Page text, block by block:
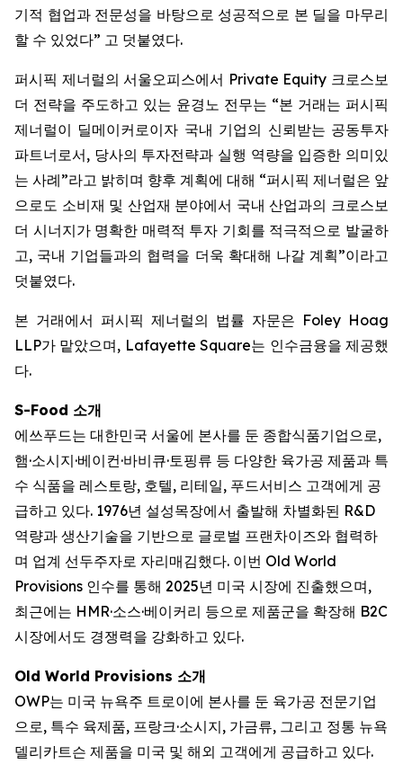
기적 협업과 전문성을 바탕으로 성공적으로 본 딜을 마무리
할 수 있었다” 고 덧붙였다.
퍼시픽 제너럴의 서울오피스에서 Private Equity 크로스보
더 전략을 주도하고 있는 윤경노 전무는 “본 거래는 퍼시픽
제너럴이 딜메이커로이자 국내 기업의 신뢰받는 공동투자
파트너로서, 당사의 투자전략과 실행 역량을 입증한 의미있
는 사례”라고 밝히며 향후 계획에 대해 “퍼시픽 제너럴은 앞
으로도 소비재 및 산업재 분야에서 국내 산업과의 크로스보
더 시너지가 명확한 매력적 투자 기회를 적극적으로 발굴하
고, 국내 기업들과의 협력을 더욱 확대해 나갈 계획”이라고
덧붙였다.
본 거래에서 퍼시픽 제너럴의 법률 자문은 Foley Hoag
LLP가 맡았으며, Lafayette Square는 인수금융을 제공했
다.
S-Food 소개
에쓰푸드는 대한민국 서울에 본사를 둔 종합식품기업으로,
햄·소시지·베이컨·바비큐·토핑류 등 다양한 육가공 제품과 특
수 식품을 레스토랑, 호텔, 리테일, 푸드서비스 고객에게 공
급하고 있다. 1976년 설성목장에서 출발해 차별화된 R&D
역량과 생산기술을 기반으로 글로벌 프랜차이즈와 협력하
며 업계 선두주자로 자리매김했다. 이번 Old World
Provisions 인수를 통해 2025년 미국 시장에 진출했으며,
최근에는 HMR·소스·베이커리 등으로 제품군을 확장해 B2C
시장에서도 경쟁력을 강화하고 있다.
Old World Provisions 소개
OWP는 미국 뉴욕주 트로이에 본사를 둔 육가공 전문기업
으로, 특수 육제품, 프랑크·소시지, 가금류, 그리고 정통 뉴욕
델리카트슨 제품을 미국 및 해외 고객에게 공급하고 있다.